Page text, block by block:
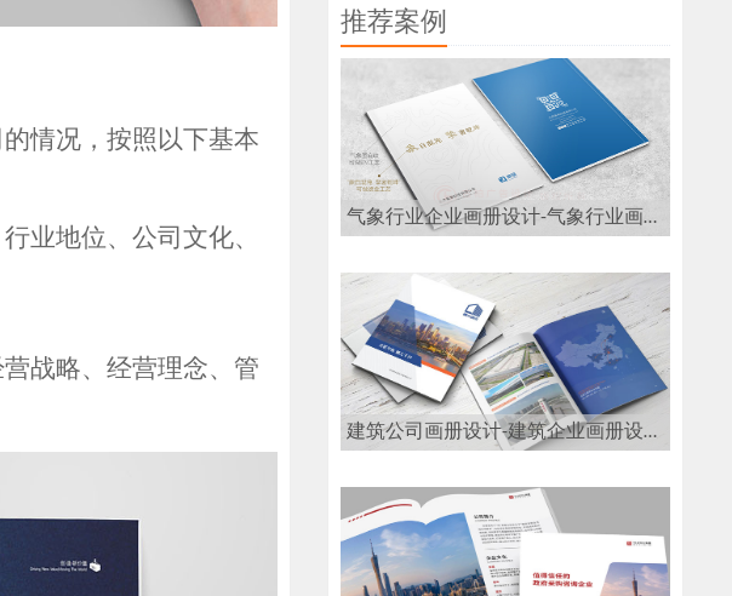
情况，按照以下基本
业地位、公司文化、
战略、经营理念、管
推荐案例
气象行业企业画册设计-气象行业画册设计公司
建筑公司画册设计-建筑企业画册设计公司